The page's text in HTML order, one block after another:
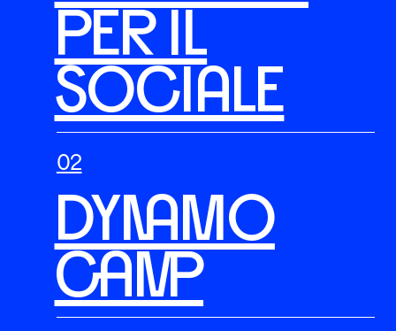
Entra nel team
PER IL
SOCIALE
DYNAMO
CAMP